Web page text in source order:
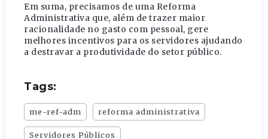
Em suma, precisamos de uma Reforma
Administrativa que, além de trazer maior
racionalidade no gasto com pessoal, gere
melhores incentivos para os servidores ajudando
a destravar a produtividade do setor público.
Tags:
me-ref-adm reforma administrativa
Servidores Públicos